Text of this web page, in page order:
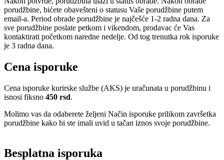
porudžbine, bićete obavešteni o statusu Vaše porudžbine putem
email-a. Period obrade porudžbine je najčešće 1-2 radna dana. Za
sve porudžbine poslate petkom i vikendom, prodavac će Vas
kontaktirati početkom naredne nedelje. Od tog trenutka rok isporuke
je 3 radna dana.
Cena isporuke
Cena isporuke kurirske službe (AKS) je uračunata u porudžbinu i
isnosi fiksno 450 rsd.
Molimo vas da odaberete željeni Način isporuke prilikom završetka
porudžbine kako bi ste imali uvid u tačan iznos svoje porudžbine.
Besplatna isporuka